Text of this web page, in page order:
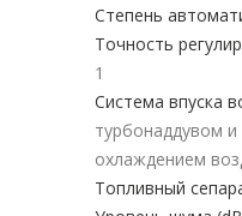
Степень
Точность
1
Система впуска
турбонаддувом
охлаждением
Топливный